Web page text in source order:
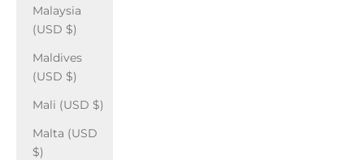
Malaysia
(USD $)
Maldives
(USD $)
Mali (USD $)
Malta (USD
$)